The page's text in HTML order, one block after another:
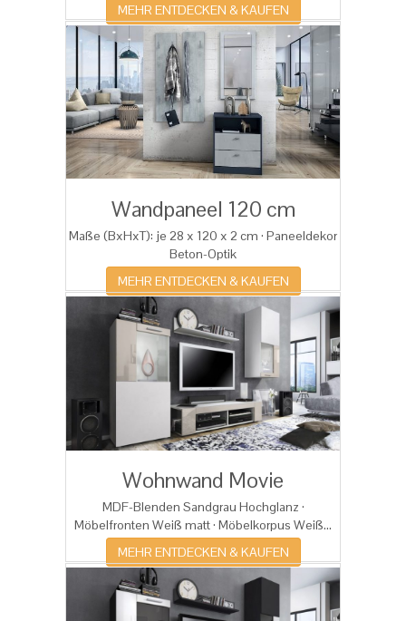
MEHR ENTDECKEN & KAUFEN
Wandpaneel 120 cm
Maße (BxHxT): je 28 x 120 x 2 cm · Paneeldekor
Beton-Optik
MEHR ENTDECKEN & KAUFEN
Wohnwand Movie
MDF-Blenden Sandgrau Hochglanz ·
Möbelfronten Weiß matt · Möbelkorpus Weiß...
MEHR ENTDECKEN & KAUFEN